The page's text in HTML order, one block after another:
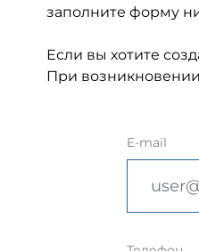
заполните форму
Если вы хотите
При
E-mail